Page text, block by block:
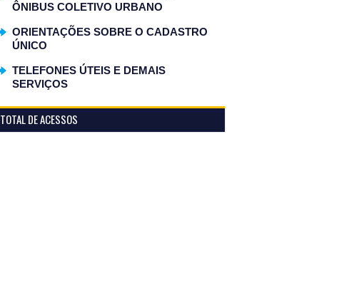
ÔNIBUS COLETIVO URBANO
ORIENTAÇÕES SOBRE O CADASTRO
ÚNICO
TELEFONES ÚTEIS E DEMAIS
SERVIÇOS
TOTAL DE ACESSOS